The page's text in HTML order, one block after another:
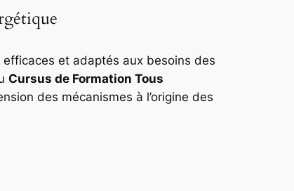
et adaptés aux besoins des
Cursus de Formation Tous
des mécanismes à l’origine des